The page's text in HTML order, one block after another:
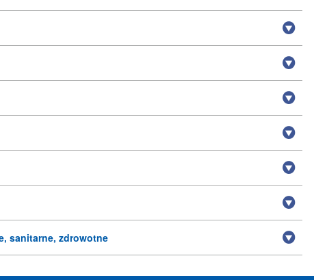
sanitarne, zdrowotne